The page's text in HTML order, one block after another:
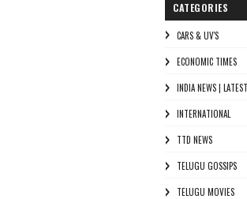
CATEGORIES
CARS & UV'S
ECONOMIC TIMES
INDIA NEWS |
INTERNATIONAL
TTD NEWS
TELUGU GOSSIPS
TELUGU MOVIES